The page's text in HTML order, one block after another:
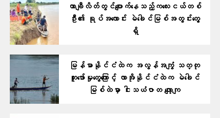
တာချီလိတ်တွင်ပျောက်​နေသည့်ကလေးငယ်တစ်
ဦး၏ ရုပ်အလောင်း မဲခေါင်မြစ်အတွင်းတွေ့
ရှိ
မြန်မာနိုင်ငံထဲက အလွန်အကျွံ သတ္တု
တူးဖော်မှုတွေကြောင့် လာအိုနိုင်ငံထဲက မဲခေါင်
မြစ်ထဲမှာ ငါးသယံဇာတ လျော့ကျ